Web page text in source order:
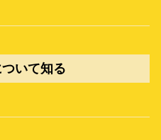
いて知る